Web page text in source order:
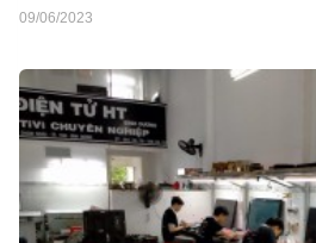
09/06/2023